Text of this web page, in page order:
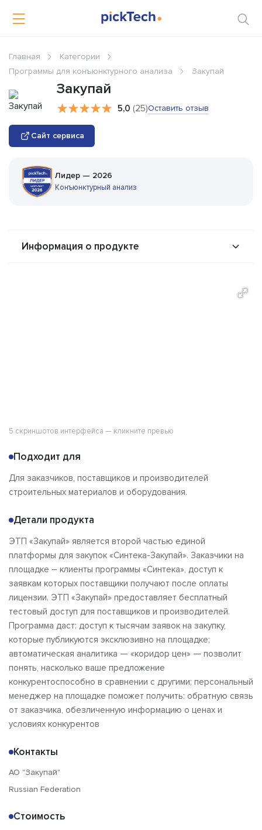
Главная
Категории
Программы для конъюнктурного анализа
Закупай
Закупай
5,0 (25)Оставить отзыв
Сайт сервиса
Лидер — 2026
Конъюнктурный анализ
Информация о продукте
5 скриншотов интерфейса — кликните превью
Подходит для
Для заказчиков, поставщиков и производителей
строительных материалов и оборудования.
Детали продукта
ЭТП «Закупай» является второй частью единой
платформы для закупок «Синтека-Закупай». Заказчики на
площадке – клиенты программы «Синтека», доступ к
заявкам которых поставщики получают после оплаты
лицензии. ЭТП «Закупай» предоставляет бесплатный
тестовый доступ для поставщиков и производителей.
Программа даст: доступ к тысячам заявок на закупку,
которые публикуются эксклюзивно на площадке;
автоматическая аналитика — «коридор цен» — позволит
понять, насколько ваше предложение
конкурентоспособно в сравнении с другими; персональный
менеджер на площадке поможет получить: обратную связь
от заказчика, обезличенную информацию о ценах и
условиях конкурентов
Контакты
АО "Закупай"
Russian Federation
Стоимость